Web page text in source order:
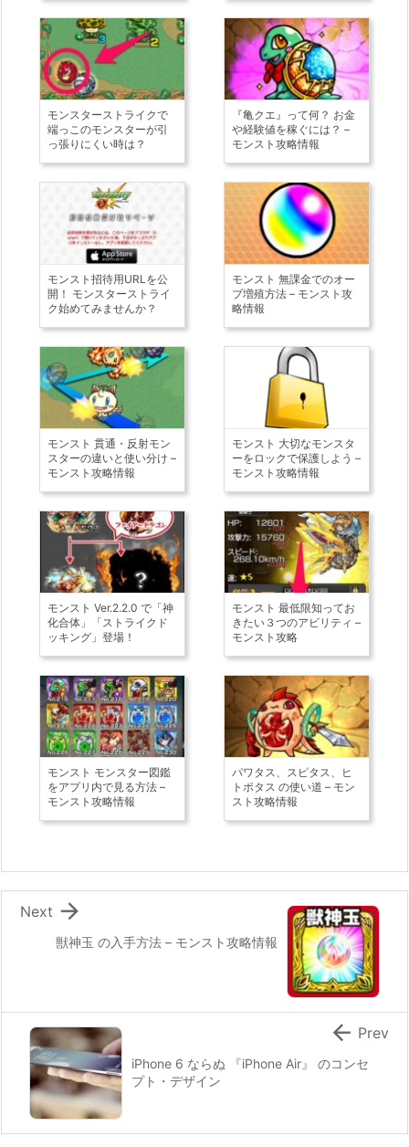
モンスターストライクで
端っこのモンスターが引
っ張りにくい時は？
『亀クエ』って何？ お金
や経験値を稼ぐには？ –
モンスト攻略情報
モンスト招待用URLを公
開！ モンスターストライ
ク始めてみませんか？
モンスト 無課金でのオー
ブ増殖方法 – モンスト攻
略情報
モンスト 貫通・反射モン
スターの違いと使い分け –
モンスト攻略情報
モンスト 大切なモンスタ
ーをロックで保護しよう –
モンスト攻略情報
モンスト Ver.2.2.0 で「神
化合体」「ストライクド
ッキング」登場！
モンスト 最低限知ってお
きたい３つのアビリティ –
モンスト攻略
モンスト モンスター図鑑
をアプリ内で見る方法 –
モンスト攻略情報
パワタス、スピタス、ヒ
トポタス の使い道 – モン
スト攻略情報
獣神玉 の入手方法 – モンスト攻略情報

Next
iPhone 6 ならぬ 『iPhone Air』 のコンセ
プト・デザイン
 Prev